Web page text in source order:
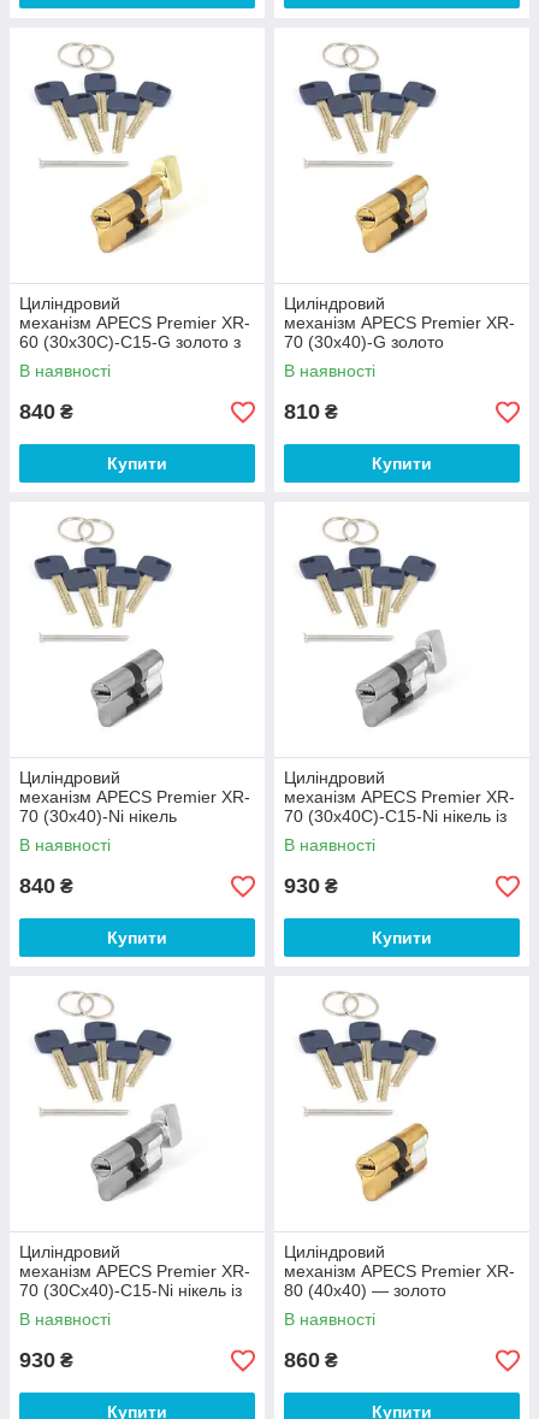
Циліндровий
механізм APECS Premier XR-
60 (30х30С)-C15-G золото з
вертушкою
В наявності
840 ₴
Купити
Циліндровий
механізм APECS Premier XR-
70 (30х40)-G золото
В наявності
810 ₴
Купити
Циліндровий
механізм APECS Premier XR-
70 (30х40)-Ni нікель
В наявності
840 ₴
Купити
Циліндровий
механізм APECS Premier XR-
70 (30х40С)-C15-Ni нікель із
вертушкою
В наявності
930 ₴
Купити
Циліндровий
механізм APECS Premier XR-
70 (30Сх40)-C15-Ni нікель із
вертушкою
В наявності
930 ₴
Купити
Циліндровий
механізм APECS Premier XR-
80 (40х40) — золото
В наявності
860 ₴
Купити